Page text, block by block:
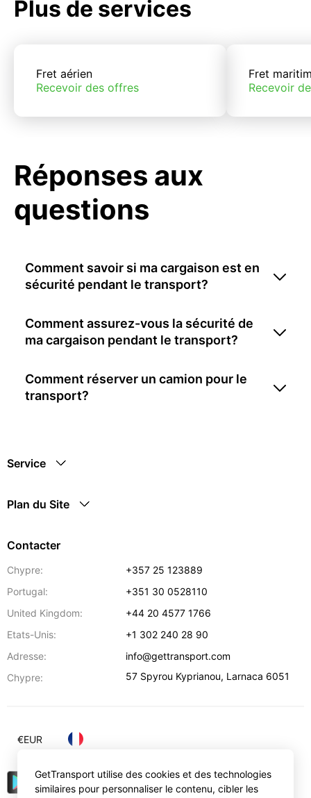
Plus de services
Fret aérien
Recevoir des offres
Fret
Recevoir
Réponses aux
questions
Comment savoir si ma cargaison est en
sécurité pendant le transport?
Comment assurez-vous la sécurité de
ma cargaison pendant le transport?
Comment réserver un camion pour le
transport?
Service
Plan du Site
Contacter
Chypre:
+357 25 123889
Portugal:
+351 30 0528110
United Kingdom:
+44 20 4577 1766
Etats-Unis:
+1 302 240 28 90
Adresse:
info@gettransport.com
Chypre:
57 Spyrou Kyprianou, Larnaca 6051
€EUR
GetTransport utilise des cookies et des technologies
similaires pour personnaliser le contenu, cibler les